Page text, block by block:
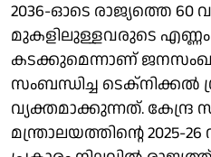
2036-ഓടെ രാജ്യത്തെ 60
മുകളിലുള്ളവരുടെ എണ്ണം
കടക്കുമെന്നാണ്
സംബന്ധിച്ച ടെക്‌നിക്കല്‍
വ്യക്തമാക്കുന്നത്. കേന്ദ്ര
മന്ത്രാലയത്തിന്റെ 2025-26